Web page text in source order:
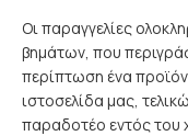
Οι παραγγελίες
βημάτων, που
περίπτωση ένα
ιστοσελίδα μας,
παραδοτέο εντός